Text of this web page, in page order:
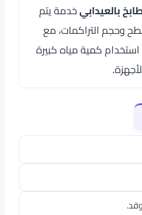
بالعيدابيخدمة يتم
وحجم التراكمات، مع
كمية مياه كبيرة